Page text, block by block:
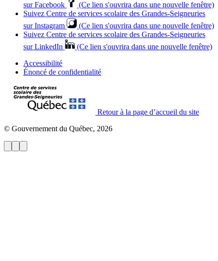
sur Facebook
(Ce lien s'ouvrira dans une nouvelle fenêtre)
Suivez Centre de services scolaire des Grandes‑Seigneuries
sur Instagram
(Ce lien s'ouvrira dans une nouvelle fenêtre)
Suivez Centre de services scolaire des Grandes‑Seigneuries
sur LinkedIn
(Ce lien s'ouvrira dans une nouvelle fenêtre)
Accessibilité
Énoncé de confidentialité
Retour à la page d’accueil du site
© Gouvernement du Québec, 2026